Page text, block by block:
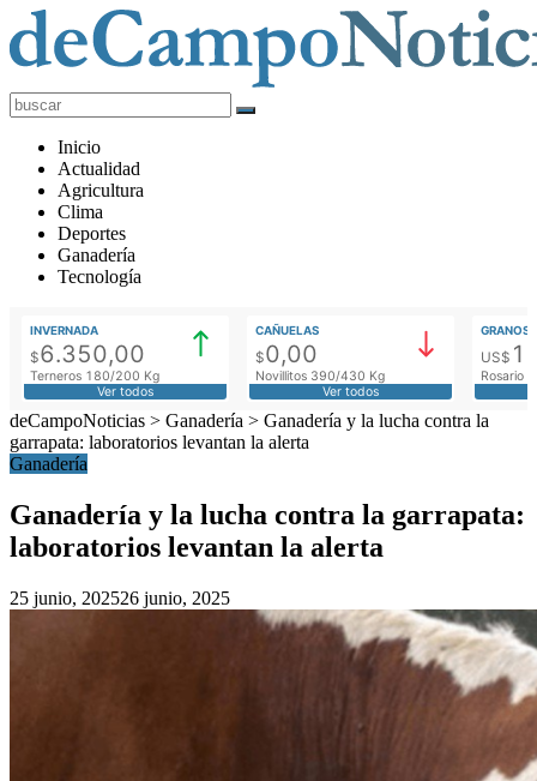
deCampoNoticias
Actualidad
Agropecuaria
Inicio
Actualidad
Agricultura
Clima
Deportes
Ganadería
Tecnología
INVERNADA
$6.350,00
Terneros 180/200 Kg
Ver todos
CAÑUELAS
$0,00
Novillitos 390/430 Kg
Ver todos
GRANOS
US$
Rosario
deCampoNoticias > Ganadería > Ganadería y la lucha contra la
garrapata: laboratorios levantan la alerta
Ganadería
Ganadería y la lucha contra la garrapata:
laboratorios levantan la alerta
25 junio, 202526 junio, 2025